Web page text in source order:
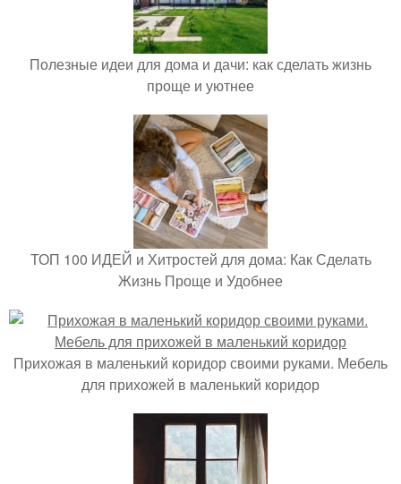
Полезные идеи для дома и дачи: как сделать жизнь
проще и уютнее
ТОП 100 ИДЕЙ и Хитростей для дома: Как Сделать
Жизнь Проще и Удобнее
Прихожая в маленький коридор своими руками. Мебель
для прихожей в маленький коридор